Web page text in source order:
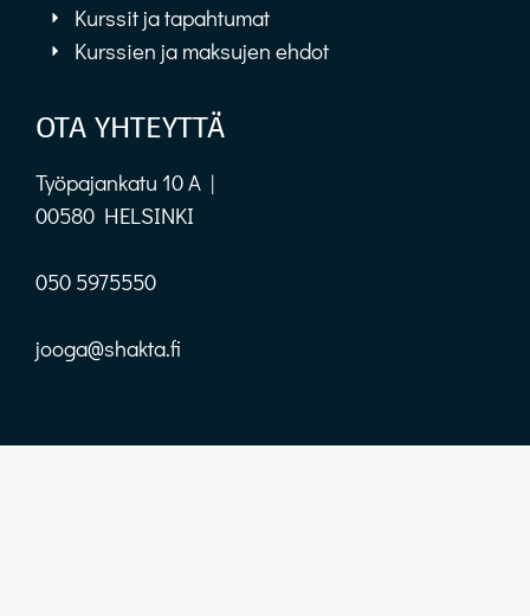
Kurssit ja tapahtumat
Kurssien ja maksujen ehdot
OTA YHTEYTTÄ
Työpajankatu 10 A |
00580 HELSINKI
050 5975550
jooga@shakta.fi